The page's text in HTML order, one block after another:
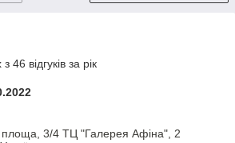
46 відгуків за рік
3/4 ТЦ "Галерея Афіна", 2